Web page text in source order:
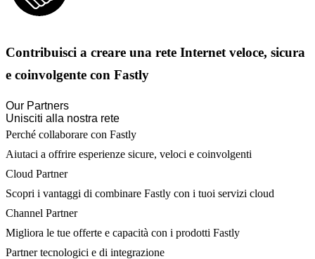
Contribuisci a creare una rete Internet veloce, sicura
e coinvolgente con Fastly
Our Partners
Unisciti alla nostra rete
Perché collaborare con Fastly
Aiutaci a offrire esperienze sicure, veloci e coinvolgenti
Cloud Partner
Scopri i vantaggi di combinare Fastly con i tuoi servizi cloud
Channel Partner
Migliora le tue offerte e capacità con i prodotti Fastly
Partner tecnologici e di integrazione